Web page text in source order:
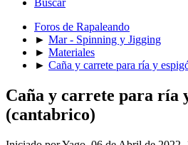
Foros de Rapaleando
► Mar - Spinning y Jigging
► Materiales
► Caña y carrete para ría y
Caña y carrete para ría
(cantabrico)